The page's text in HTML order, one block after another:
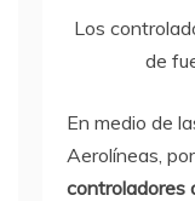
Los
de
En medio de
Aerolíneas,
controladores